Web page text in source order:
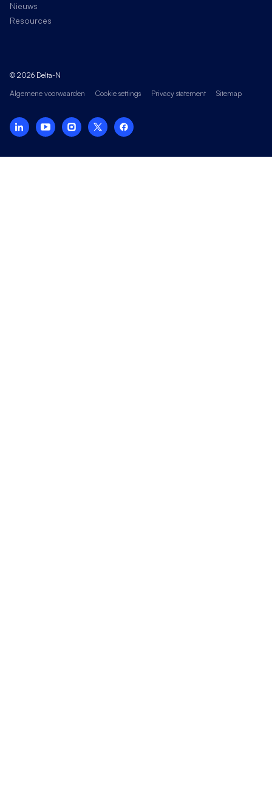
Nieuws
Resources
© 2026 Delta-N
Algemene voorwaarden
Cookie settings Privacy statement Sitemap